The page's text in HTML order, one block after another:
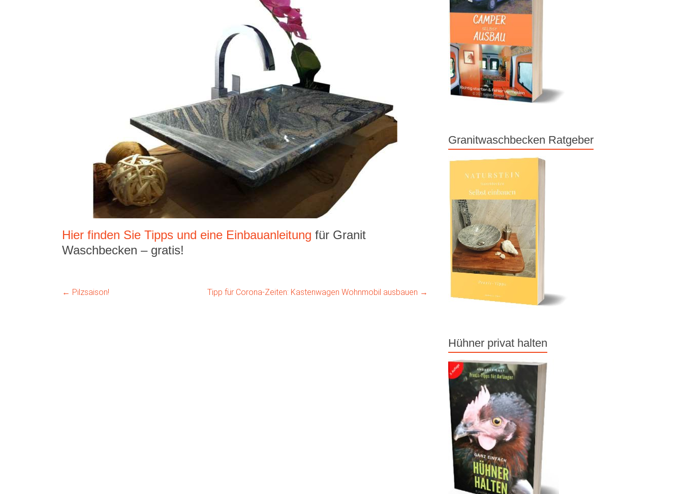
Hier finden Sie Tipps und eine Einbauanleitung für Granit
Waschbecken – gratis!
← Pilzsaison! Tipp für Corona-Zeiten: Kastenwagen Wohnmobil ausbauen →
Granitwaschbecken Ratgeber
Hühner privat halten